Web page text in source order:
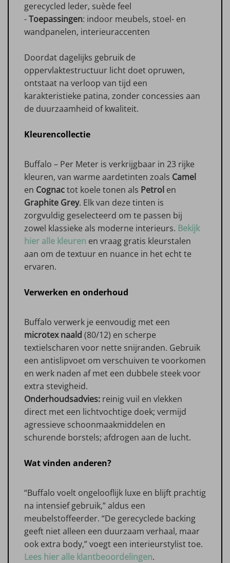
gerecycled leder, suède feel
-Toepassingen: indoor meubels, stoel- en
wandpanelen, interieuraccenten
Doordat dagelijks gebruik de
oppervlaktestructuur licht doet opruwen,
ontstaat na verloop van tijd een
karakteristieke patina, zonder concessies aan
de duurzaamheid of kwaliteit.
Kleurencollectie
Buffalo – Per Meter is verkrijgbaar in 23 rijke
kleuren, van warme aardetinten zoals Camel
en Cognactot koele tonen als Petrol en
Graphite Grey. Elk van deze tinten is
zorgvuldig geselecteerd om te passen bij
zowel klassieke als moderne interieurs. Bekijk
hier alle kleuren en vraag gratis kleurstalen
aan om de textuur en nuance in het echt te
ervaren.
Verwerken en onderhoud
Buffalo verwerk je eenvoudig met een
microtex naald (80/12) en scherpe
textielscharen voor nette snijranden. Gebruik
een antislipvoet om verschuiven te voorkomen
en werk naden af met een dubbele steek voor
extra stevigheid.
Onderhoudsadvies: reinig vuil en vlekken
direct met een lichtvochtige doek; vermijd
agressieve schoonmaakmiddelen en
schurende borstels; afdrogen aan de lucht.
Wat vinden anderen?
“Buffalo voelt ongelooflijk luxe en blijft prachtig
na intensief gebruik,” aldus een
meubelstoffeerder. “De gerecyclede backing
geeft niet alleen een duurzaam verhaal, maar
ook extra body,” voegt een interieurstylist toe.
Lees hier alle klantbeoordelingen.